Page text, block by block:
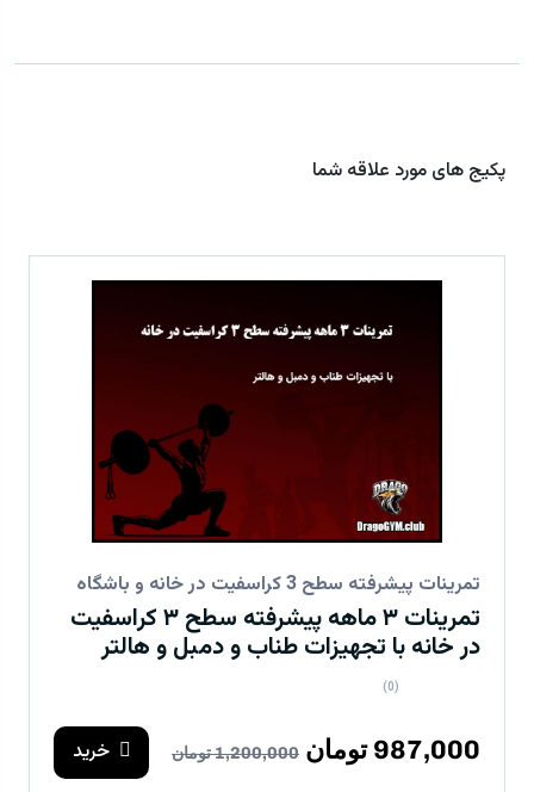
پکیج های مورد علاقه شما
تمرینات پیشرفته سطح 3 کراسفیت در خانه و باشگاه
تمرینات ۳ ماهه پیشرفته سطح ۳ کراسفیت
در خانه با تجهیزات طناب و دمبل و هالتر
(0)
987,000 تومان 1,200,000 تومان خرید